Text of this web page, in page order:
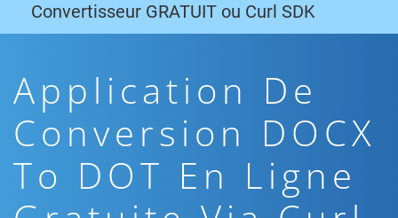
Convertisseur GRATUIT ou Curl SDK
Application De
Conversion DOCX
To DOT En Ligne